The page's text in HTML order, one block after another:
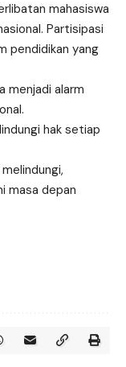
mahasiswa
Partisipasi
pendidikan yang
menjadi alarm
hak setiap
masa depan